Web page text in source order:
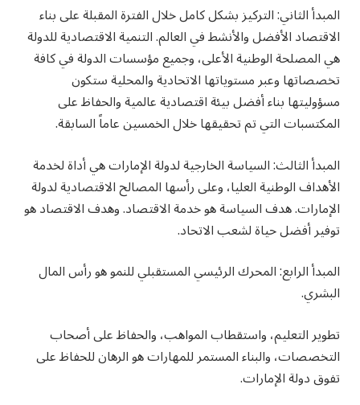
المبدأ الثاني: التركيز بشكل كامل خلال الفترة المقبلة على بناء
الاقتصاد الأفضل والأنشط في العالم. التنمية الاقتصادية للدولة
هي المصلحة الوطنية الأعلى، وجميع مؤسسات الدولة في كافة
تخصصاتها وعبر مستوياتها الاتحادية والمحلية ستكون
مسؤوليتها بناء أفضل بيئة اقتصادية عالمية والحفاظ على
المكتسبات التي تم تحقيقها خلال الخمسين عاماً السابقة.
المبدأ الثالث: السياسة الخارجية لدولة الإمارات هي أداة لخدمة
الأهداف الوطنية العليا، وعلى رأسها المصالح الاقتصادية لدولة
الإمارات. هدف السياسة هو خدمة الاقتصاد. وهدف الاقتصاد هو
توفير أفضل حياة لشعب الاتحاد.
المبدأ الرابع: المحرك الرئيسي المستقبلي للنمو هو رأس المال
البشري.
تطوير التعليم، واستقطاب المواهب، والحفاظ على أصحاب
التخصصات، والبناء المستمر للمهارات هو الرهان للحفاظ على
تفوق دولة الإمارات.